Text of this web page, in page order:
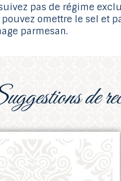
pas de régime
omettre le sel et
parmesan.
suggestions de